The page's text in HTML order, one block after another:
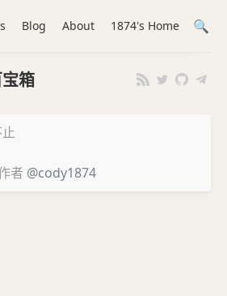
箱
者 @cody1874
Blog About 1874's Home